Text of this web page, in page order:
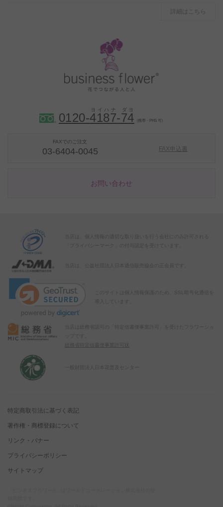
詳細はこちら
0120-4187-74 （携帯・PHS 可）
FAXでのご注文
03-6404-0045 FAX申込書
お問い合わせ
当店は、個人情報の適切な取り扱いを行う会社にのみ許可される
「プライバシーマーク」の付与認定を受けています。
当店は、公益社団法人日本通信販売協会の正会員です。
このサイトは個人情報保護のため、SSL暗号化通信を
導入しています。
当店は総務省認可の「特定信書便事業許可」を受けたフラワーショ
総務省特定信書便事業許可状
特定商取引法に基づく表記
著作権・商標登録について
リンク・バナー
プライバシーポリシー
サイトマップ